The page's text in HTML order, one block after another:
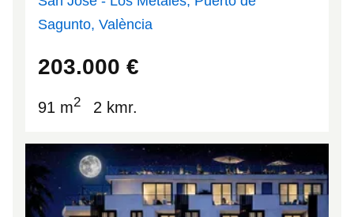
Sagunto, València
203.000 €
91 m2 2 kmr.